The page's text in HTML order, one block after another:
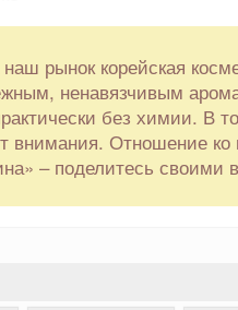
рынок корейская
ненавязчивым
без химии. В
внимания. Отношение ко
– поделитесь своими